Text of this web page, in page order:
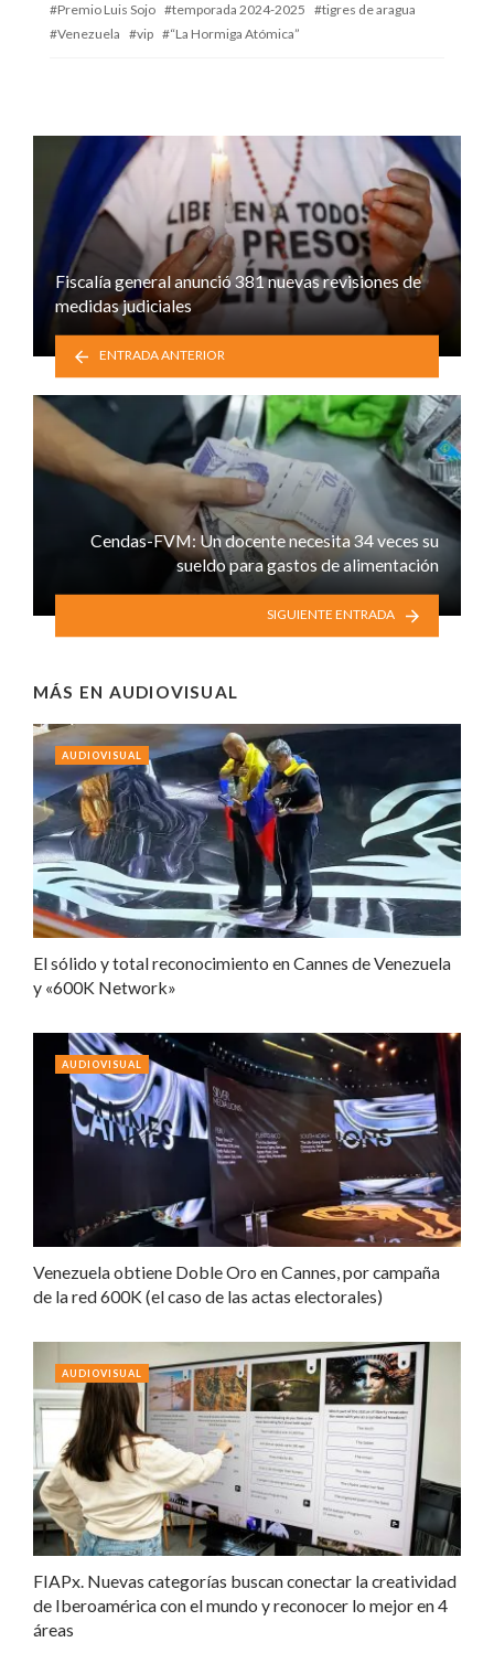
Premio Luis Sojo
temporada 2024-2025
tigres de aragua
Venezuela
vip “La Hormiga Atómica”
Fiscalía general anunció 381 nuevas revisiones de
medidas judiciales
ENTRADA ANTERIOR
Cendas-FVM: Un docente necesita 34 veces su
sueldo para gastos de alimentación
SIGUIENTE ENTRADA
MÁS EN AUDIOVISUAL
El sólido y total reconocimiento en Cannes de Venezuela
y «600K Network»
AUDIOVISUAL
Venezuela obtiene Doble Oro en Cannes, por campaña
de la red 600K (el caso de las actas electorales)
AUDIOVISUAL
FIAPx. Nuevas categorías buscan conectar la creatividad
de Iberoamérica con el mundo y reconocer lo mejor en 4
áreas
AUDIOVISUAL